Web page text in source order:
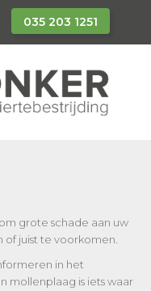
035 203 1251
grote schade aan uw
of juist te voorkomen.
in het
mollenplaag is iets waar